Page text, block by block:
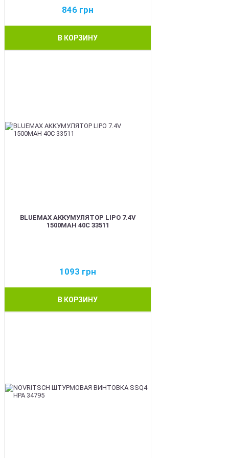
846 грн
В КОРЗИНУ
BLUEMAX АККУМУЛЯТОР LIPO 7.4V
1500MAH 40C 33511
1093 грн
В КОРЗИНУ